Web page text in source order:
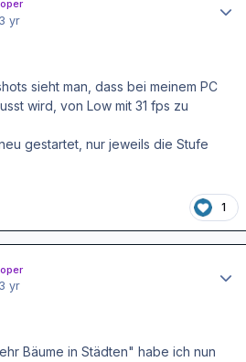
3 yr
sieht man, dass bei meinem PC
wird, von Low mit 31 fps zu
gestartet, nur jeweils die Stufe
1
3 yr
Bäume in Städten" habe ich nun